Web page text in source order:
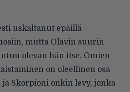
uskaltanut epäillä
mutta Olavin suurin
olevan hän itse. Omien
on oleellinen osa
Skorpioni onkin levy, jonka